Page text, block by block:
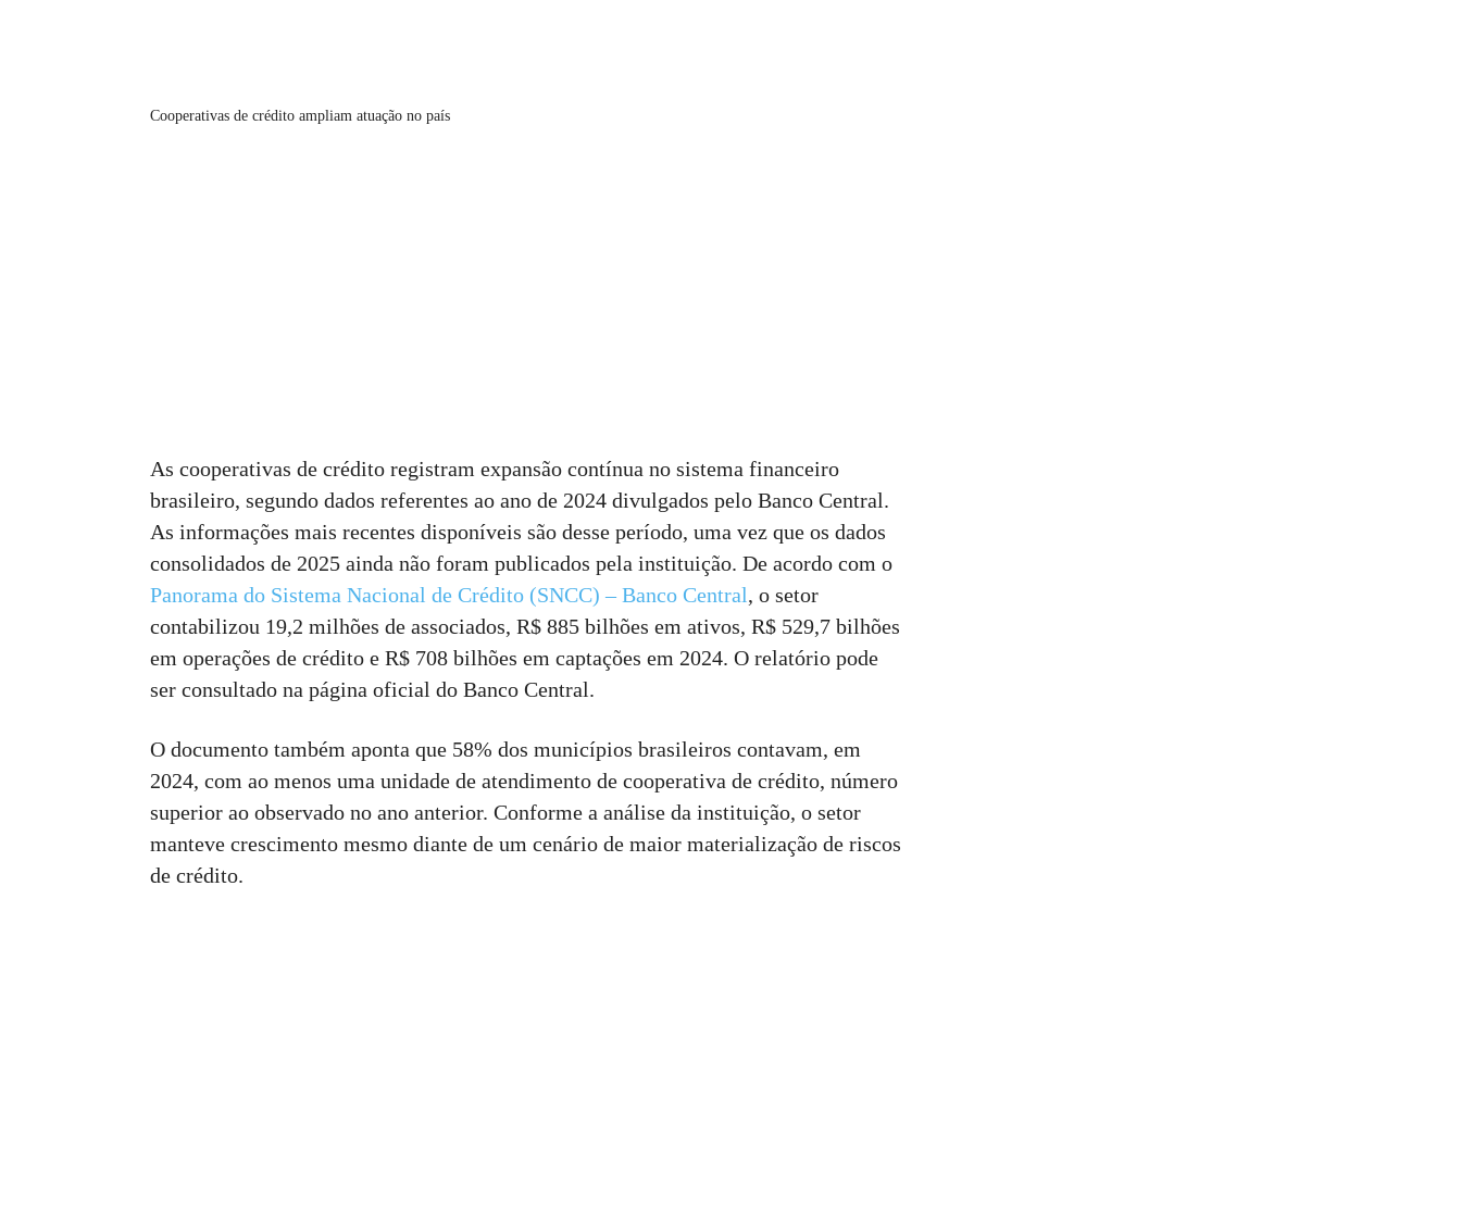
Cooperativas de crédito ampliam atuação no país
As cooperativas de crédito registram expansão contínua no sistema financeiro
brasileiro, segundo dados referentes ao ano de 2024 divulgados pelo Banco Central.
As informações mais recentes disponíveis são desse período, uma vez que os dados
consolidados de 2025 ainda não foram publicados pela instituição. De acordo com o
Panorama do Sistema Nacional de Crédito (SNCC) – Banco Central, o setor
contabilizou 19,2 milhões de associados, R$ 885 bilhões em ativos, R$ 529,7 bilhões
em operações de crédito e R$ 708 bilhões em captações em 2024. O relatório pode
ser consultado na página oficial do Banco Central.
O documento também aponta que 58% dos municípios brasileiros contavam, em
2024, com ao menos uma unidade de atendimento de cooperativa de crédito, número
superior ao observado no ano anterior. Conforme a análise da instituição, o setor
manteve crescimento mesmo diante de um cenário de maior materialização de riscos
de crédito.